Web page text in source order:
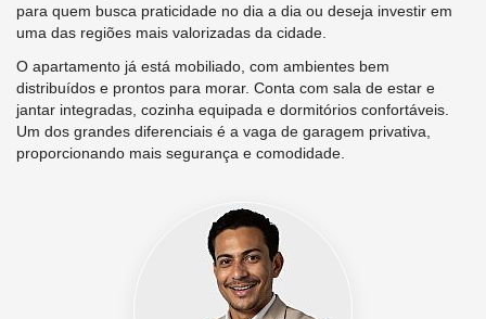
para quem busca praticidade no dia a dia ou deseja investir em
uma das regiões mais valorizadas da cidade.
O apartamento já está mobiliado, com ambientes bem
distribuídos e prontos para morar. Conta com sala de estar e
jantar integradas, cozinha equipada e dormitórios confortáveis.
Um dos grandes diferenciais é a vaga de garagem privativa,
proporcionando mais segurança e comodidade.